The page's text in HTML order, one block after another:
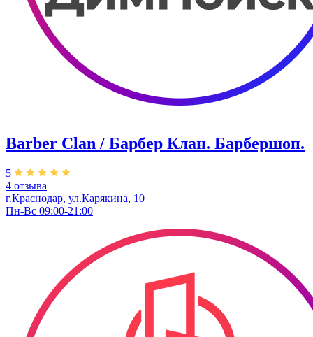
Barber Clan / Барбер Клан. ​Барбершоп.
5
4 отзыва
г.Краснодар, ул.Карякина, 10
Пн-Вс 09:00-21:00